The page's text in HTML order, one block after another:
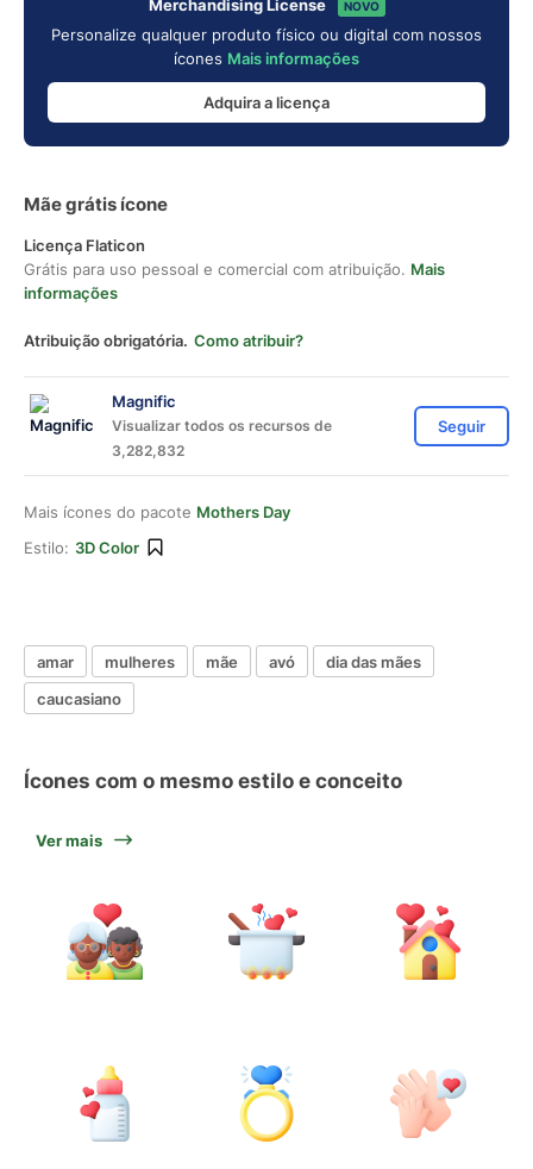
Merchandising License NOVO
Personalize qualquer produto físico ou digital com nossos
ícones Mais informações
Adquira a licença
Mãe grátis ícone
Licença Flaticon
Grátis para uso pessoal e comercial com atribuição. Mais
informações
Atribuição obrigatória. Como atribuir?
Magnific
Visualizar todos os recursos de
3,282,832
Seguir
Mais ícones do pacote Mothers Day
Estilo: 3D Color
amar mulheres mãe avó
dia das mães
caucasiano
Ícones com o mesmo estilo e conceito
Ver mais